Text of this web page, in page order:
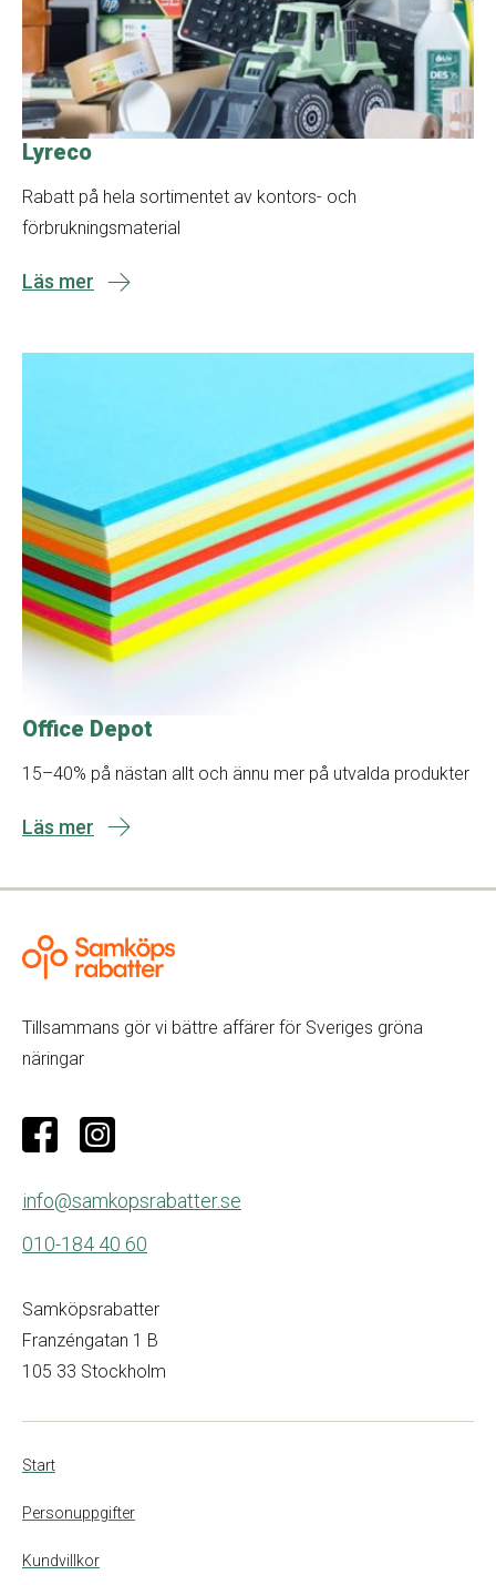
Lyreco
Rabatt på hela sortimentet av kontors- och
förbrukningsmaterial
Läs mer
Office Depot
15–40% på nästan allt och ännu mer på utvalda produkter
Läs mer
Tillsammans gör vi bättre affärer för Sveriges gröna
näringar
info@samkopsrabatter.se
010-184 40 60
Samköpsrabatter
Franzéngatan 1 B
105 33 Stockholm
Start
Personuppgifter
Kundvillkor